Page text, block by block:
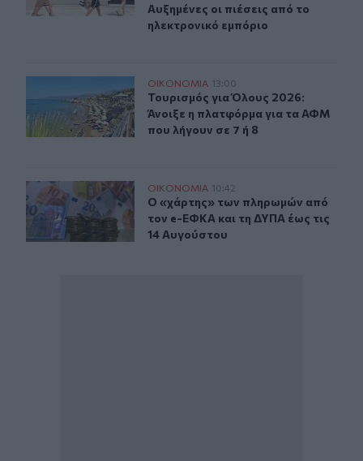
Αυξημένες οι πιέσεις από το
ηλεκτρονικό εμπόριο
Τουρισμός για Όλους 2026: Άνοιξε η πλατφόρμα για
ΟΙΚΟΝΟΜΙΑ 13:00
Τουρισμός για Όλους 2026:
Τουρισμός για Όλους 2026:
Άνοιξε η πλατφόρμα για τα ΑΦΜ
που λήγουν σε 7 ή 8
Ο «χάρτης» των πληρωμών από τον e-ΕΦΚΑ και τη
ΟΙΚΟΝΟΜΙΑ 10:42
Ο «χάρτης» των πληρωμών από
Ο «χάρτης» των πληρωμών από
τον e-ΕΦΚΑ και τη ΔΥΠΑ έως τις
14 Αυγούστου